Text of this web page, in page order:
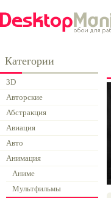
Категории
3D
Авторские
Абстракция
Авиация
Авто
Анимация
Аниме
Мультфильмы